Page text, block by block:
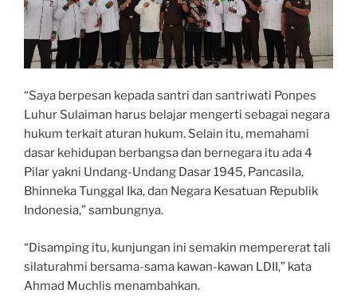
“Saya berpesan kepada santri dan santriwati Ponpes
Luhur Sulaiman harus belajar mengerti sebagai negara
hukum terkait aturan hukum. Selain itu, memahami
dasar kehidupan berbangsa dan bernegara itu ada 4
Pilar yakni Undang-Undang Dasar 1945, Pancasila,
Bhinneka Tunggal Ika, dan Negara Kesatuan Republik
Indonesia,” sambungnya.
“Disamping itu, kunjungan ini semakin mempererat tali
silaturahmi bersama-sama kawan-kawan LDII,” kata
Ahmad Muchlis menambahkan.